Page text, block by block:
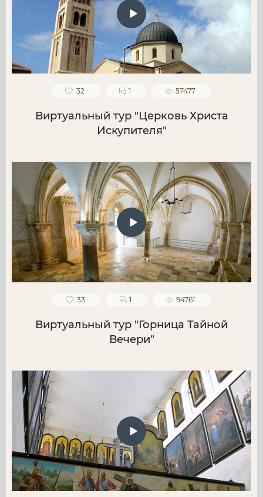
32 1 57477
Виртуальный тур "Церковь Христа
Искупителя"
33 1 94761
Виртуальный тур "Горница Тайной
Вечери"